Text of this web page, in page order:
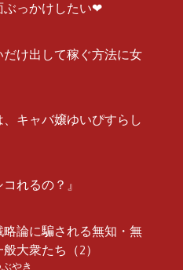
ぶっかけしたい❤︎
け出して稼ぐ方法に女
キャバ嬢ゆいぴすらし
れるの？』
論に騙される無知・無
大衆たち（2）
やき